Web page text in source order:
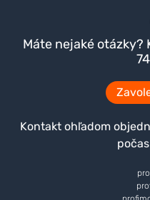
Máte nejaké otázky?
Kontakt ohľadom